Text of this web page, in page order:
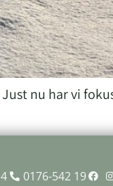
nu har vi
0176-542 19